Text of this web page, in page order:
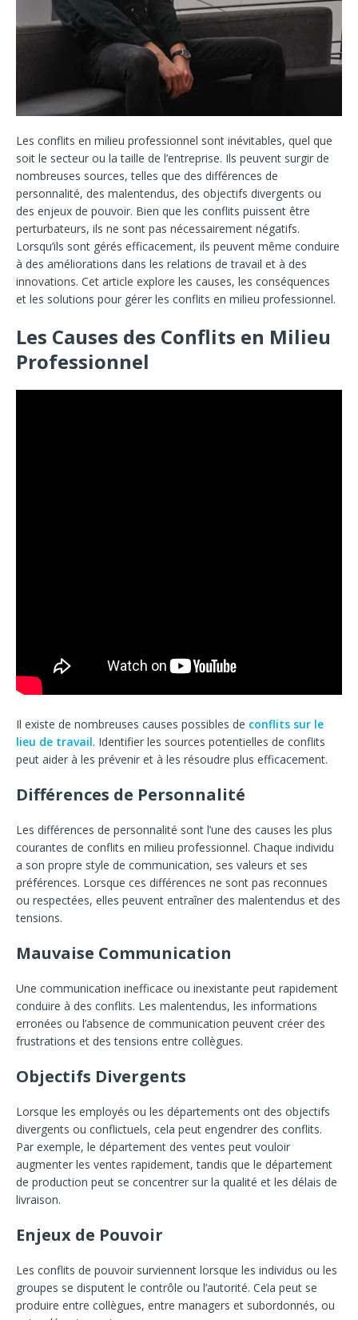
Les conflits en milieu professionnel sont inévitables, quel que
soit le secteur ou la taille de l’entreprise. Ils peuvent surgir de
nombreuses sources, telles que des différences de
personnalité, des malentendus, des objectifs divergents ou
des enjeux de pouvoir. Bien que les conflits puissent être
perturbateurs, ils ne sont pas nécessairement négatifs.
Lorsqu’ils sont gérés efficacement, ils peuvent même conduire
à des améliorations dans les relations de travail et à des
innovations. Cet article explore les causes, les conséquences
et les solutions pour gérer les conflits en milieu professionnel.
Les Causes des Conflits en Milieu
Professionnel
Il existe de nombreuses causes possibles de conflits sur le
lieu de travail. Identifier les sources potentielles de conflits
peut aider à les prévenir et à les résoudre plus efficacement.
Différences de Personnalité
Les différences de personnalité sont l’une des causes les plus
courantes de conflits en milieu professionnel. Chaque individu
a son propre style de communication, ses valeurs et ses
préférences. Lorsque ces différences ne sont pas reconnues
ou respectées, elles peuvent entraîner des malentendus et des
tensions.
Mauvaise Communication
Une communication inefficace ou inexistante peut rapidement
conduire à des conflits. Les malentendus, les informations
erronées ou l’absence de communication peuvent créer des
frustrations et des tensions entre collègues.
Objectifs Divergents
Lorsque les employés ou les départements ont des objectifs
divergents ou conflictuels, cela peut engendrer des conflits.
Par exemple, le département des ventes peut vouloir
augmenter les ventes rapidement, tandis que le département
de production peut se concentrer sur la qualité et les délais de
livraison.
Enjeux de Pouvoir
Les conflits de pouvoir surviennent lorsque les individus ou les
groupes se disputent le contrôle ou l’autorité. Cela peut se
produire entre collègues, entre managers et subordonnés, ou